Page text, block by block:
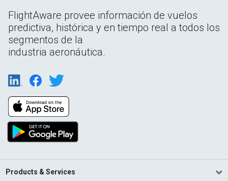
FlightAware provee información de vuelos
predictiva, histórica y en tiempo real a todos los
segmentos de la
industria aeronáutica.
Products & Services